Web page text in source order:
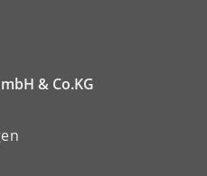
& Co.KG